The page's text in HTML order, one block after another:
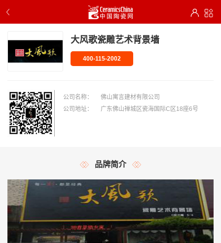
大风歌瓷雕艺术背景墙
400-115-2002
公司名称：
佛山寓言建材有限公司
公司地址：
广东佛山禅城区瓷海国际C区18座6号
品牌简介